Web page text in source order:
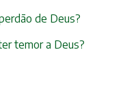
de Deus?
temor a Deus?